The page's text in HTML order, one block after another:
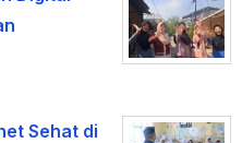
Sehat di